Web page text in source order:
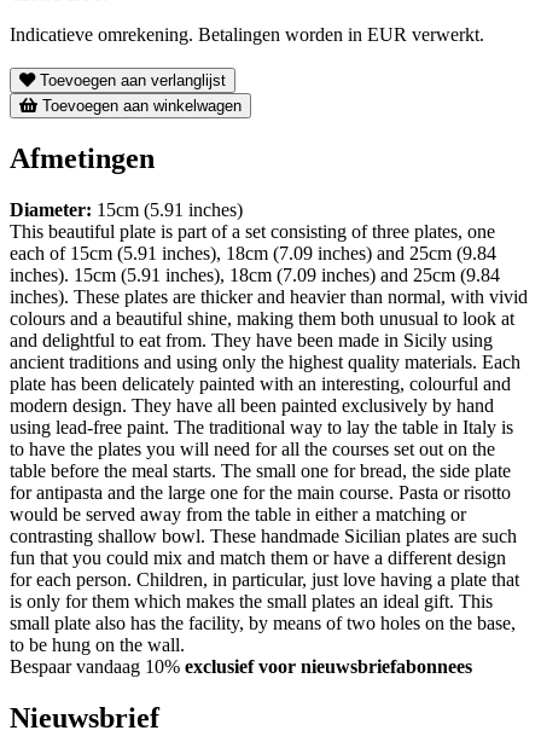
Indicatieve omrekening. Betalingen worden in EUR verwerkt.
Toevoegen aan verlanglijst
Toevoegen aan winkelwagen
Afmetingen
Diameter: 15cm (5.91 inches)
This beautiful plate is part of a set consisting of three plates, one
each of 15cm (5.91 inches), 18cm (7.09 inches) and 25cm (9.84
inches). 15cm (5.91 inches), 18cm (7.09 inches) and 25cm (9.84
inches). These plates are thicker and heavier than normal, with vivid
colours and a beautiful shine, making them both unusual to look at
and delightful to eat from. They have been made in Sicily using
ancient traditions and using only the highest quality materials. Each
plate has been delicately painted with an interesting, colourful and
modern design. They have all been painted exclusively by hand
using lead-free paint. The traditional way to lay the table in Italy is
to have the plates you will need for all the courses set out on the
table before the meal starts. The small one for bread, the side plate
for antipasta and the large one for the main course. Pasta or risotto
would be served away from the table in either a matching or
contrasting shallow bowl. These handmade Sicilian plates are such
fun that you could mix and match them or have a different design
for each person. Children, in particular, just love having a plate that
is only for them which makes the small plates an ideal gift. This
small plate also has the facility, by means of two holes on the base,
to be hung on the wall.
Bespaar vandaag 10% exclusief voor nieuwsbriefabonnees
Nieuwsbrief